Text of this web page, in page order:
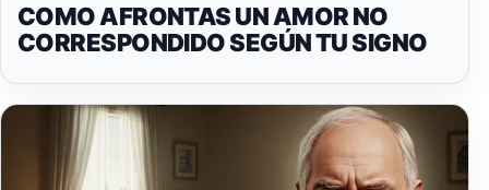
COMO AFRONTAS UN AMOR NO
CORRESPONDIDO SEGÚN TU SIGNO